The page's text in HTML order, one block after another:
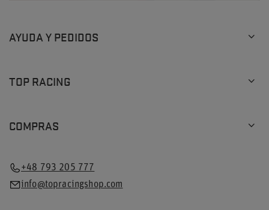
AYUDA Y PEDIDOS
TOP RACING
COMPRAS
+48 793 205 777
info@topracingshop.com